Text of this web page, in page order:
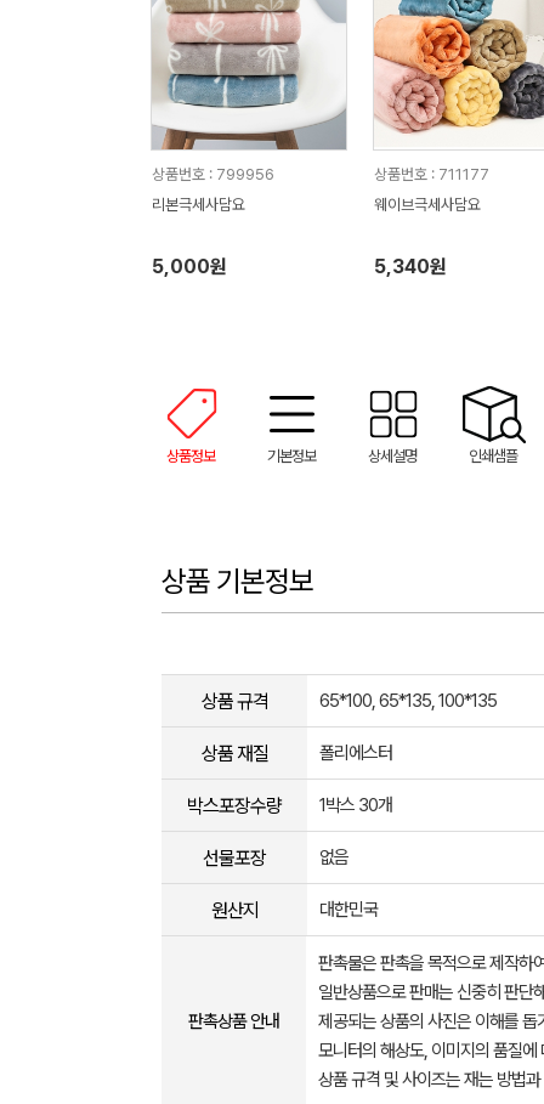
상품번호 : 799956
리본극세사담요
5,000원
상품번호 : 711177
웨이브극세사담요
5,340원
상품정보 기본정보 상세설명 인쇄샘플
상품 기본정보
상품 규격 65*100, 65*135, 100*135
상품 재질 폴리에스터
박스포장수량 1박스 30개
선물포장 없음
원산지 대한민국
판촉상품 안내
판촉물은 판촉을 목적으로 제작하
일반상품으로 판매는 신중히 판단
제공되는 상품의 사진은 이해를
모니터의 해상도, 이미지의 품질
상품 규격 및 사이즈는 재는 방법